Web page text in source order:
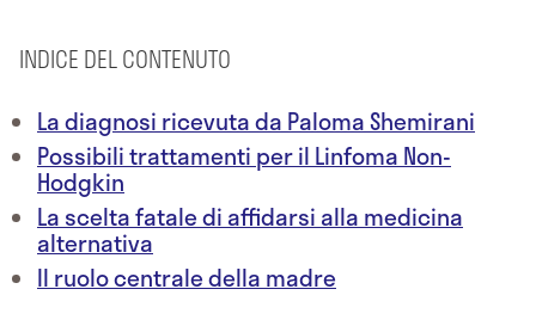
INDICE DEL CONTENUTO
La diagnosi ricevuta da Paloma Shemirani
Possibili trattamenti per il Linfoma Non-
Hodgkin
La scelta fatale di affidarsi alla medicina
alternativa
Il ruolo centrale della madre